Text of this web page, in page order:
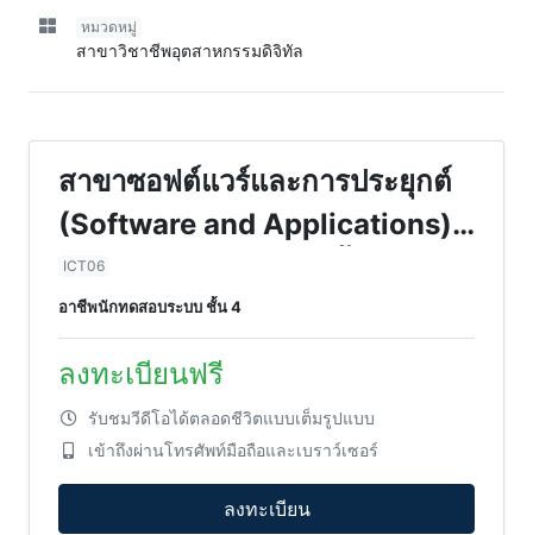
หมวดหมู่
สาขาวิชาชีพอุตสาหกรรมดิจิทัล
สาขาซอฟต์แวร์และการประยุกต์
(Software and Applications)
อาชีพนักทดสอบระบบ ชั้น 4
ICT06
อาชีพนักทดสอบระบบ ชั้น 4
ลงทะเบียนฟรี
รับชมวีดีโอได้ตลอดชีวิตแบบเต็มรูปแบบ
เข้าถึงผ่านโทรศัพท์มือถือและเบราว์เซอร์
ลงทะเบียน